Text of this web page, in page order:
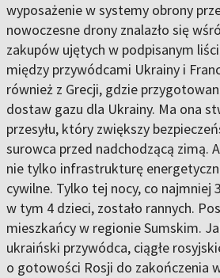
wyposażenie w systemy obrony
nowoczesne drony znalazło się
zakupów ujętych w podpisanym
między przywódcami Ukrainy i
również z Grecji, gdzie
dostaw gazu dla Ukrainy. Ma ona
przesyłu, który zwiększy
surowca przed nadchodzącą zimą.
nie tylko infrastrukturę
cywilne. Tylko tej nocy, co najmniej
w tym 4 dzieci, zostało rannych.
mieszkańcy w regionie Sumskim.
ukraiński przywódca, ciągłe
o gotowości Rosji do zakończenia